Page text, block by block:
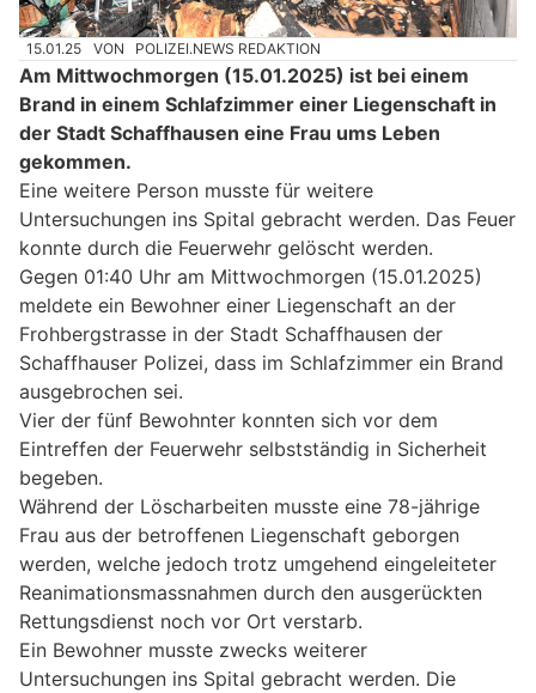
15.01.25 VON POLIZEI.NEWS REDAKTION
Am Mittwochmorgen (15.01.2025) ist bei einem
Brand in einem Schlafzimmer einer Liegenschaft in
der Stadt Schaffhausen eine Frau ums Leben
gekommen.
Eine weitere Person musste für weitere
Untersuchungen ins Spital gebracht werden. Das Feuer
konnte durch die Feuerwehr gelöscht werden.
Gegen 01:40 Uhr am Mittwochmorgen (15.01.2025)
meldete ein Bewohner einer Liegenschaft an der
Frohbergstrasse in der Stadt Schaffhausen der
Schaffhauser Polizei, dass im Schlafzimmer ein Brand
ausgebrochen sei.
Vier der fünf Bewohnter konnten sich vor dem
Eintreffen der Feuerwehr selbstständig in Sicherheit
begeben.
Während der Löscharbeiten musste eine 78-jährige
Frau aus der betroffenen Liegenschaft geborgen
werden, welche jedoch trotz umgehend eingeleiteter
Reanimationsmassnahmen durch den ausgerückten
Rettungsdienst noch vor Ort verstarb.
Ein Bewohner musste zwecks weiterer
Untersuchungen ins Spital gebracht werden. Die